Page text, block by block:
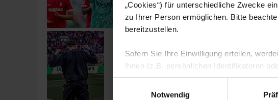
„Cookies“) für unterschiedliche Zwecke
zu Ihrer Person ermöglichen. Bitte
bereitzustellen.
Sofern Sie Ihre Einwilligung erteilen,
Ihnen (z.B. persönlichen Identifikatoren
zulassen“-Button stimmen Sie der
personenbezogenen Daten für die unten
Notwendig